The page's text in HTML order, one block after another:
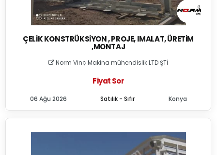
ÇELIK KONSTRÜKSIYON , PROJE, IMALAT, ÜRETIM
,MONTAJ
Norm Vinç Makina mühendislik LTD ŞTİ
Fiyat Sor
Satılık - Sıfır
06 Ağu 2026 Konya